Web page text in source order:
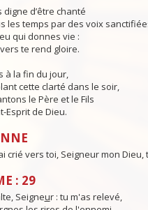
digne d’être chanté
les temps par des voix
qui donnes vie :
te rend gloire.
à la fin du jour,
cette clarté dans le soir,
le Père et le Fils
Esprit de Dieu.
crié vers toi, Seigneur mon Dieu,
: 29
Seigneur : tu m'as relevé,